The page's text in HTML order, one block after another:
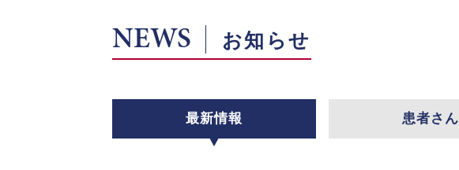
NEWS お知らせ
最新情報 患者さん